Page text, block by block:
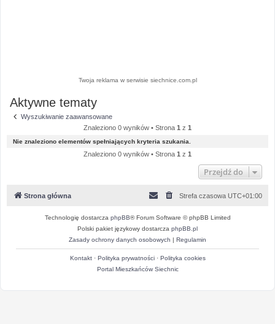
Twoja reklama w serwisie siechnice.com.pl
Aktywne tematy
Wyszukiwanie zaawansowane
Znaleziono 0 wyników • Strona 1 z 1
Nie znaleziono elementów spełniających kryteria szukania.
Znaleziono 0 wyników • Strona 1 z 1
Przejdź do
Strona główna Strefa czasowa UTC+01:00
Technologię dostarcza phpBB® Forum Software © phpBB Limited
Polski pakiet językowy dostarcza phpBB.pl
Zasady ochrony danych osobowych | Regulamin
Kontakt· Polityka prywatności· Polityka cookies
Portal Mieszkańców Siechnic